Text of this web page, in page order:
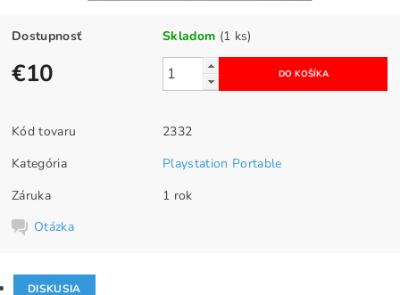
Dostupnosť Skladom (1 ks)
€10
Kód tovaru
2332
Kategória
Playstation Portable
Záruka
1 rok
Otázka
DISKUSIA